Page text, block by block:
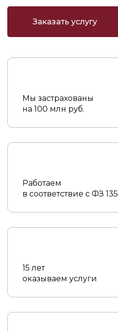
Заказать услугу
Мы застрахованы
на 100 млн руб.
Работаем
в соответствие с ФЗ 135
15 лет
оказываем услуги